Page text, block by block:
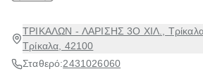
ΤΡΙΚΑΛΩΝ - ΛΑΡΙΣΗΣ 3Ο ΧΙΛ.,
Τρίκαλα, 42100
Σταθερό:2431026060